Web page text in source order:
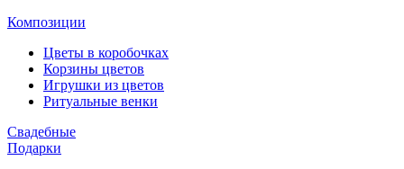
Композиции
Цветы в коробочках
Корзины цветов
Игрушки из цветов
Ритуальные венки
Свадебные
Подарки